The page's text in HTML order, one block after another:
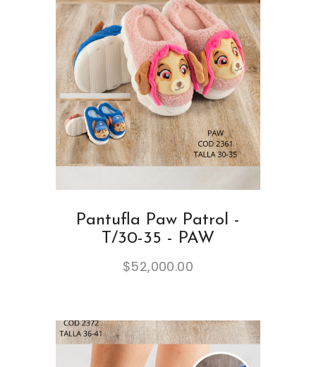
Pantufla Paw Patrol -
T/30-35 - PAW
$52,000.00